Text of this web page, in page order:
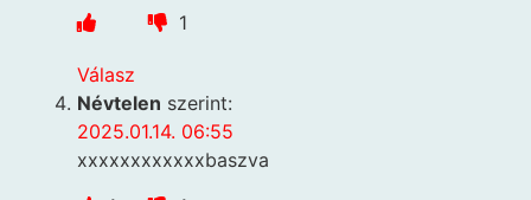
1
Válasz
Névtelen szerint:
2025.01.14. 06:55
xxxxxxxxxxxxbaszva